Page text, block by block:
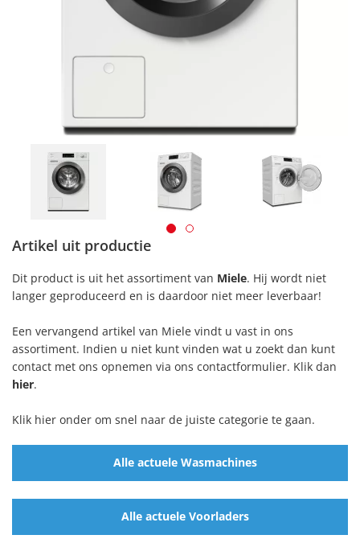
Artikel uit productie
Dit product is uit het assortiment van Miele. Hij wordt niet
langer geproduceerd en is daardoor niet meer leverbaar!
Een vervangend artikel van Miele vindt u vast in ons
assortiment. Indien u niet kunt vinden wat u zoekt dan kunt
contact met ons opnemen via ons contactformulier. Klik dan
hier.
Klik hier onder om snel naar de juiste categorie te gaan.
Alle actuele Wasmachines
Alle actuele Voorladers